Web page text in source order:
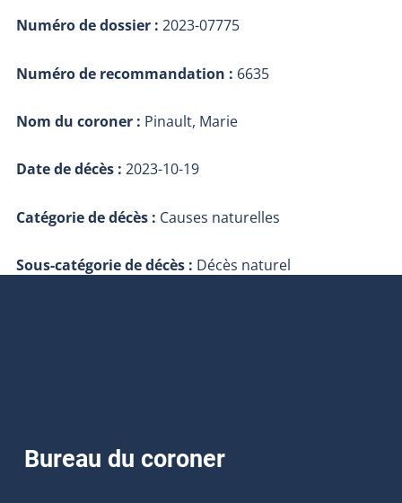
Numéro de dossier : 2023-07775
Numéro de recommandation : 6635
Nom du coroner : Pinault, Marie
Date de décès : 2023-10-19
Catégorie de décès : Causes naturelles
Sous-catégorie de décès : Décès naturel
Bureau du coroner